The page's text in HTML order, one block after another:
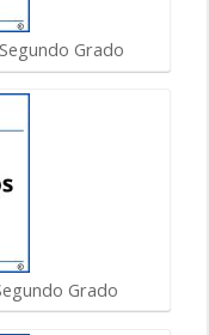
Grado
Grado